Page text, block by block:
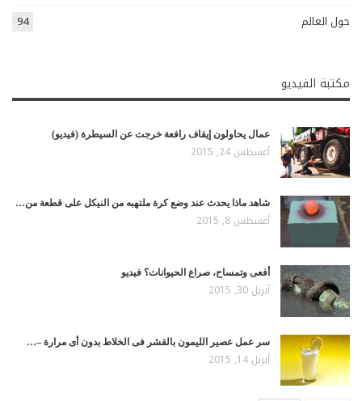
حول العالم
94
مكتبة الفيديو
عمال يحاولون إيقاف رافعة خرجت عن السيطرة (فيديو)
أغسطس 24, 2015
شاهد ماذا يحدث عند وضع كرة ملتهبه من النيكل على قطعة من…
أغسطس 8, 2015
أفعى وتمساح، صراع الحيوانات؟ فيديو
أبريل 30, 2015
سر عمل عصير الليمون بالقشر فى الخلاط بدون أى مرارة –…
أبريل 14, 2015